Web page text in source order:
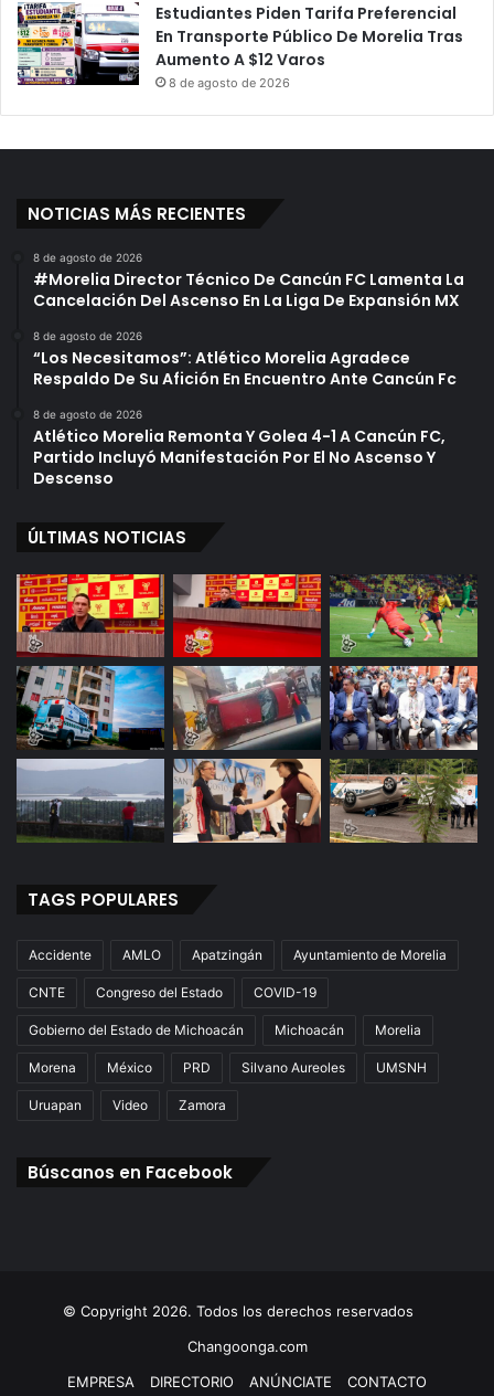
Estudiantes Piden Tarifa Preferencial
En Transporte Público De Morelia Tras
Aumento A $12 Varos
8 de agosto de 2026
NOTICIAS MÁS RECIENTES
8 de agosto de 2026
#Morelia Director Técnico De Cancún FC Lamenta La
Cancelación Del Ascenso En La Liga De Expansión MX
8 de agosto de 2026
“Los Necesitamos”: Atlético Morelia Agradece
Respaldo De Su Afición En Encuentro Ante Cancún Fc
8 de agosto de 2026
Atlético Morelia Remonta Y Golea 4-1 A Cancún FC,
Partido Incluyó Manifestación Por El No Ascenso Y
Descenso
ÚLTIMAS NOTICIAS
TAGS POPULARES
Accidente AMLO Apatzingán Ayuntamiento de Morelia
CNTE Congreso del Estado COVID-19
Gobierno del Estado de Michoacán Michoacán Morelia
Morena México PRD Silvano Aureoles UMSNH
Uruapan Video Zamora
Búscanos en Facebook
© Copyright 2026. Todos los derechos reservados
Changoonga.com
EMPRESA
DIRECTORIO ANÚNCIATE CONTACTO